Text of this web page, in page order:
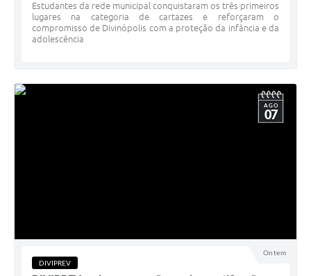
Estudantes da rede municipal conquistaram os três primeiros
lugares na categoria de cartazes e reforçaram o
compromisso de Divinópolis com a proteção da infância e da
adolescência
Ontem
AGO
07
DIVIPREV